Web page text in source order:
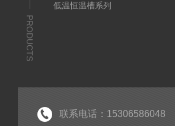
PRODUCTS
低温恒温槽系列
联系电话：15306586048